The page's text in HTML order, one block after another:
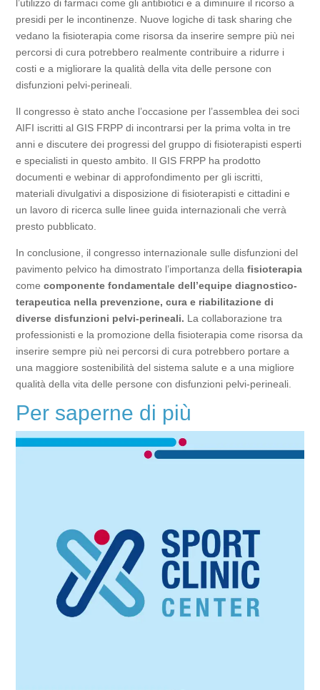
l’utilizzo di farmaci come gli antibiotici e a diminuire il ricorso a
presidi per le incontinenze. Nuove logiche di task sharing che
vedano la fisioterapia come risorsa da inserire sempre più nei
percorsi di cura potrebbero realmente contribuire a ridurre i
costi e a migliorare la qualità della vita delle persone con
disfunzioni pelvi-perineali.
Il congresso è stato anche l’occasione per l’assemblea dei soci
AIFI iscritti al GIS FRPP di incontrarsi per la prima volta in tre
anni e discutere dei progressi del gruppo di fisioterapisti esperti
e specialisti in questo ambito. Il GIS FRPP ha prodotto
documenti e webinar di approfondimento per gli iscritti,
materiali divulgativi a disposizione di fisioterapisti e cittadini e
un lavoro di ricerca sulle linee guida internazionali che verrà
presto pubblicato.
In conclusione, il congresso internazionale sulle disfunzioni del
pavimento pelvico ha dimostrato l’importanza dellafisioterapia
comecomponente fondamentale dell’equipe diagnostico-
terapeutica nella prevenzione, cura e riabilitazione di
diverse disfunzioni pelvi-perineali. La collaborazione tra
professionisti e la promozione della fisioterapia come risorsa da
inserire sempre più nei percorsi di cura potrebbero portare a
una maggiore sostenibilità del sistema salute e a una migliore
qualità della vita delle persone con disfunzioni pelvi-perineali.
Per saperne di più